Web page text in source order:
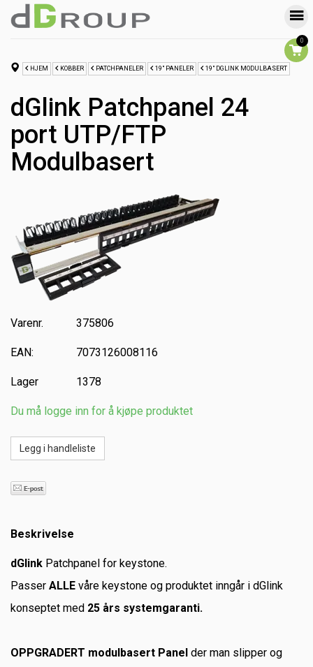
0
HJEM KOBBER PATCHPANELER 19" PANELER 19" DGLINK MODULBASERT
dGlink Patchpanel 24
port UTP/FTP
Modulbasert
Varenr. 375806
EAN: 7073126008116
Lager 1378
Du må logge inn for å kjøpe produktet
Beskrivelse
dGlink Patchpanel for keystone.
Passer ALLE våre keystone og produktet inngår i dGlink
konseptet med 25 års systemgaranti.
OPPGRADERT modulbasert Panel der man slipper og